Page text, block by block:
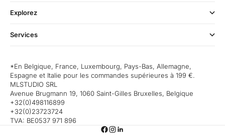
Explorez
Services
*En Belgique, France, Luxembourg, Pays-Bas, Allemagne,
Espagne et Italie pour les commandes supérieures à 199 €.
MLSTUDIO SRL
Avenue Brugmann 19, 1060 Saint-Gilles Bruxelles, Belgique
+32(0)498116899
+32(0)23723724
TVA: BE0537 971 896